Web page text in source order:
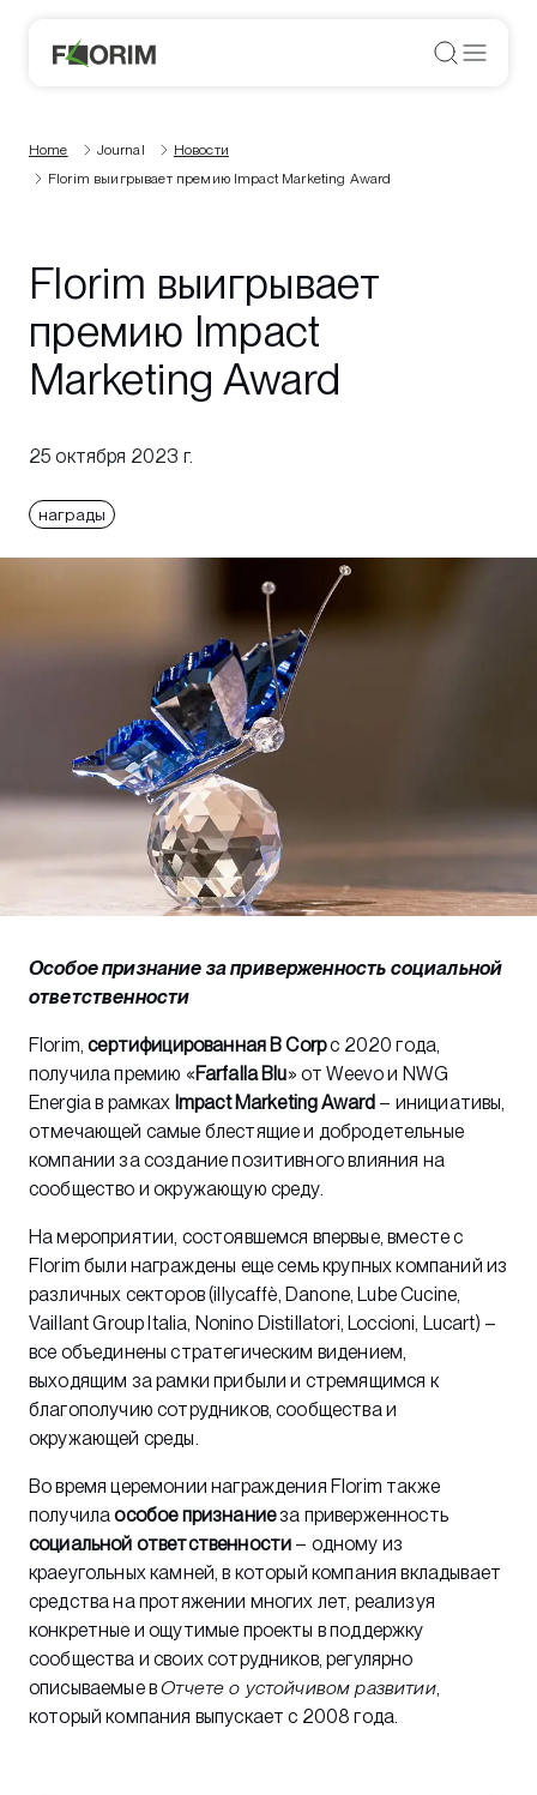
Home Journal
Новости
Florim выигрывает премию Impact Marketing Award
Florim выигрывает
премию Impact
Marketing Award
25 октября 2023 г.
награды
Особое признание за приверженность социальной
ответственности
Florim,сертифицированная B Corpс 2020 года,
получила премию «Farfalla Blu» от Weevo и NWG
Energia в рамках Impact Marketing Award – инициативы,
отмечающей самые блестящие и добродетельные
компании за создание позитивного влияния на
сообщество и окружающую среду.
На мероприятии, состоявшемся впервые, вместе с
Florim были награждены еще семь крупных компаний из
различных секторов (illycaffè, Danone, Lube Cucine,
Vaillant Group Italia, Nonino Distillatori, Loccioni, Lucart) –
все объединены стратегическим видением,
выходящим за рамки прибыли и стремящимся к
благополучию сотрудников, сообщества и
окружающей среды.
Во время церемонии награждения Florim также
получилаособое признаниеза приверженность
социальной ответственности – одному из
краеугольных камней, в который компания вкладывает
средства на протяжении многих лет, реализуя
конкретные и ощутимые проекты в поддержку
сообщества и своих сотрудников, регулярно
описываемые вОтчете о устойчивом развитии,
который компания выпускает с 2008 года.